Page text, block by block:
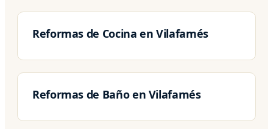
Reformas de Cocina en Vilafamés
Reformas de Baño en Vilafamés